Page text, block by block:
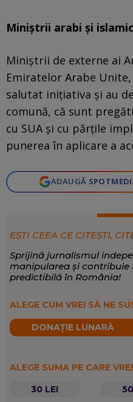
Miniștrii arabi și
Miniștrii de externe ai
Emiratelor Arabe
salutat inițiativa și au
comună, că sunt
cu SUA și cu părțile
punerea în aplicare a
ADAUGĂ
EȘTI CEEA CE CITEȘTI,
Sprijină jurnalismul
manipularea și
predictibilă în România!
ALEGE CUM VREI SĂ NE
DONAȚIE LUNARĂ
ALEGE SUMA PE CARE
30 LEI